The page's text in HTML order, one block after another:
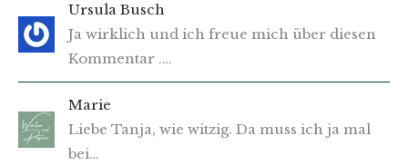
Ursula Busch
Ja wirklich und ich freue mich über diesen
Kommentar .…
Marie
Liebe Tanja, wie witzig. Da muss ich ja mal
bei…